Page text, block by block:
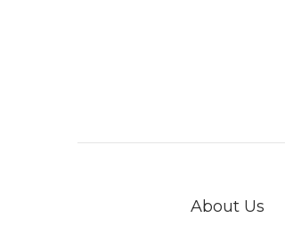
About Us